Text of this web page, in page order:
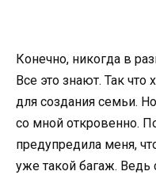
Конечно, никогда в
Все это знают. Так
для создания семьи.
со мной откровенно.
предупредила меня,
уже такой багаж.